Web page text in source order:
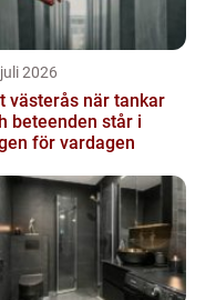
2026
när tankar
beteenden står i
för vardagen